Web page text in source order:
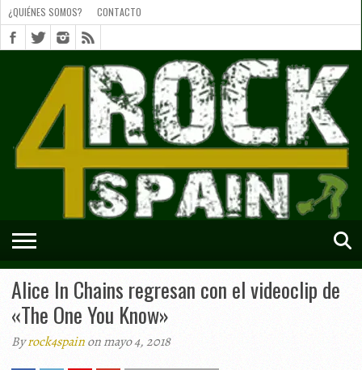
SOMOS?
CONTACTO
SHORTS
¿QUIÉNES SOMOS? CONTACTO
Alice In Chains regresan con el videoclip de
«The One You Know»
Byrock4spainon mayo 4, 2018